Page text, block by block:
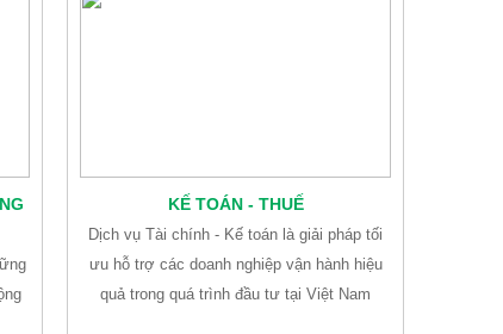
KẾ TOÁN - THUẾ
Dịch vụ Tài chính - Kế toán là giải pháp tối
ưu hỗ trợ các doanh nghiệp vận hành hiệu
quả trong quá trình đầu tư tại Việt Nam